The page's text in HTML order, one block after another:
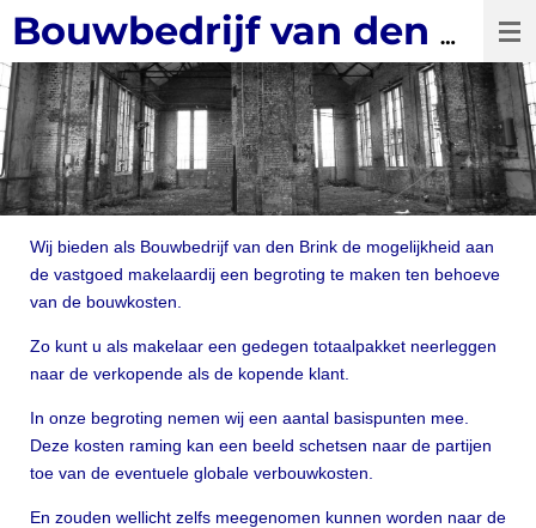
Ga
direct
naar
de
hoofdinhoud
Bouwbedrijf van den Brink
Wij bieden als Bouwbedrijf van den Brink de mogelijkheid aan
de vastgoed makelaardij een begroting te maken ten behoeve
van de bouwkosten.
Zo kunt u als makelaar een gedegen totaalpakket neerleggen
naar de verkopende als de kopende klant.
In onze begroting nemen wij een aantal basispunten mee.
Deze kosten raming kan een beeld schetsen naar de partijen
toe van de eventuele globale verbouwkosten.
En zouden wellicht zelfs meegenomen kunnen worden naar de